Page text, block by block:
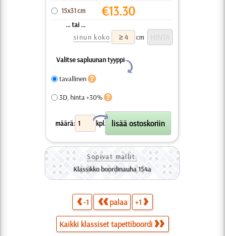
15x31 cm €13.30
... tai ...
sinun koko
cm
Valitse sapluunan tyyppi
Y
tavallinen
3D, hinta +30%
määrä: kpl.
X
Sopivat mallit:
Klassikko boordinauha 154a
-1 palaa +1
Kaikki klassiset tapettiboordi